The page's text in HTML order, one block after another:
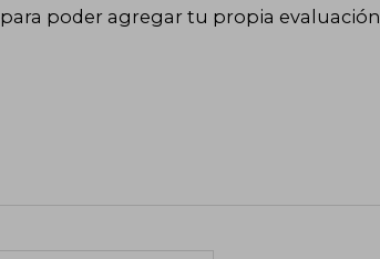
para poder agregar tu propia evaluación